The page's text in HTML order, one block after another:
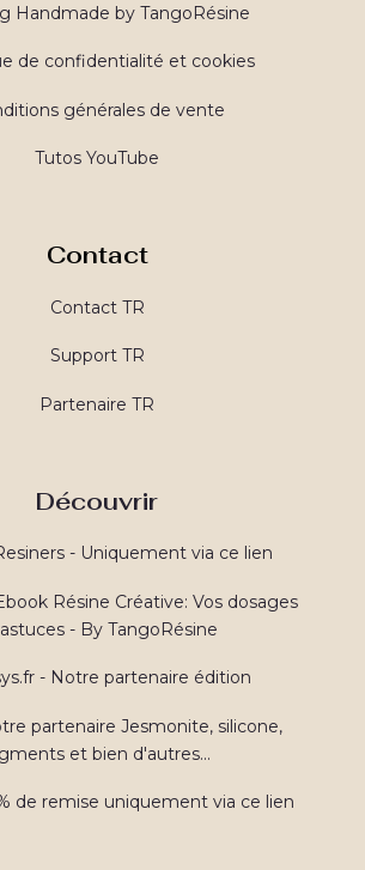
Handmade by TangoRésine
de confidentialité et cookies
générales de vente
Tutos YouTube
Contact
Contact TR
Support TR
Partenaire TR
Découvrir
- Uniquement via ce lien
Résine Créative: Vos dosages
- By TangoRésine
- Notre partenaire édition
partenaire Jesmonite, silicone,
et bien d'autres...
de remise uniquement via ce lien